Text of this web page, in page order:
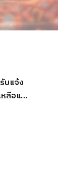
บแจ้ง
ลือและ